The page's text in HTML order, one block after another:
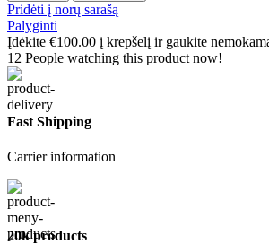
Pridėti į norų sarašą
Palyginti
Įdėkite €100.00 į krepšelį ir gaukite
12 People watching this product now!
Fast Shipping
Carrier information
20k products